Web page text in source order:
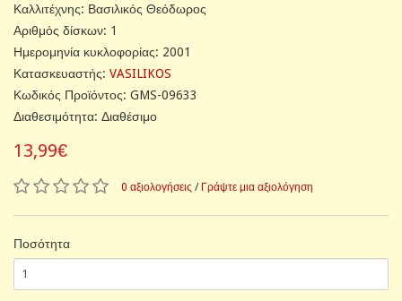
Καλλιτέχνης: Βασιλικός Θεόδωρος
Αριθμός δίσκων: 1
Ημερομηνία κυκλοφορίας: 2001
Κατασκευαστής: VASILIKOS
Κωδικός Προϊόντος: GMS-09633
Διαθεσιμότητα: Διαθέσιμο
13,99€
0 αξιολογήσεις / Γράψτε μια αξιολόγηση
Ποσότητα